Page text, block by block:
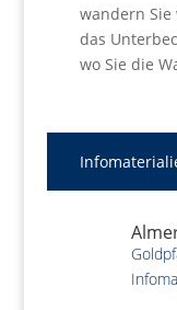
wandern
das
wo Sie die